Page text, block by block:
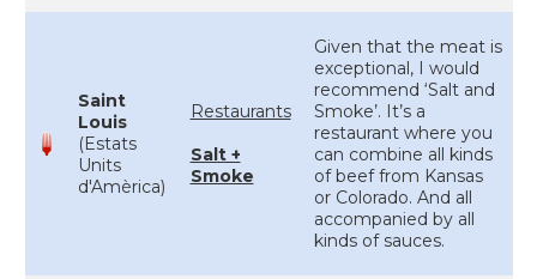
Saint
Louis
(Estats
Units
d'Amèrica)
Restaurants
Salt +
Smoke
Given that the meat is
exceptional, I would
recommend ‘Salt and
Smoke’. It’s a
restaurant where you
can combine all kinds
of beef from Kansas
or Colorado. And all
accompanied by all
kinds of sauces.